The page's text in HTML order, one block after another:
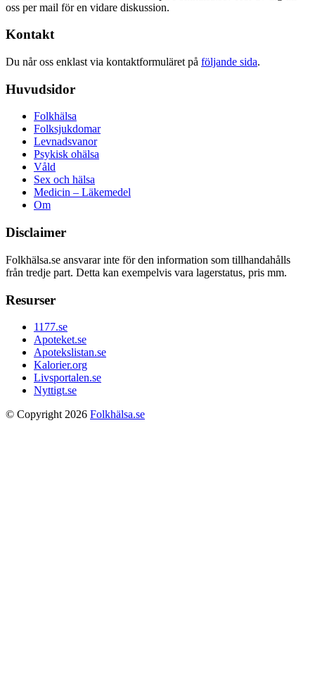
oss per mail för en vidare diskussion.
Kontakt
Du når oss enklast via kontaktformuläret på följande sida.
Huvudsidor
Folkhälsa
Folksjukdomar
Levnadsvanor
Psykisk ohälsa
Våld
Sex och hälsa
Medicin – Läkemedel
Om
Disclaimer
Folkhälsa.se ansvarar inte för den information som tillhandahålls
från tredje part. Detta kan exempelvis vara lagerstatus, pris mm.
Resurser
1177.se
Apoteket.se
Apotekslistan.se
Kalorier.org
Livsportalen.se
Nyttigt.se
© Copyright 2026 Folkhälsa.se